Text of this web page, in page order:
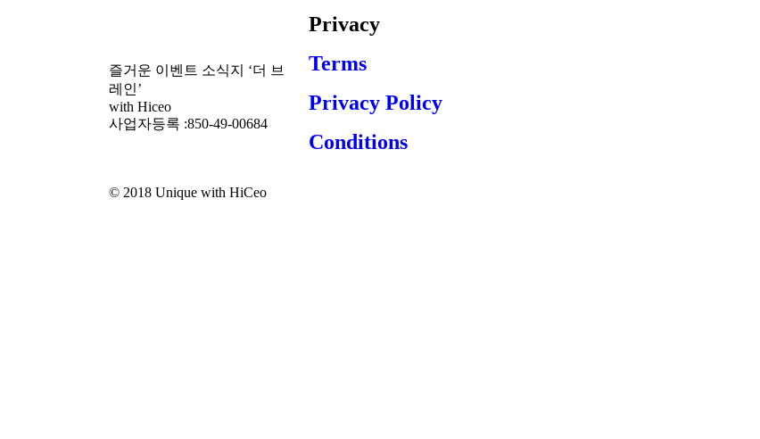
즐거운 이벤트 소식지 ‘더 브
레인’
with Hiceo
사업자등록 :850-49-00684
Privacy
Terms
Privacy Policy
Conditions
© 2018 Unique with HiCeo